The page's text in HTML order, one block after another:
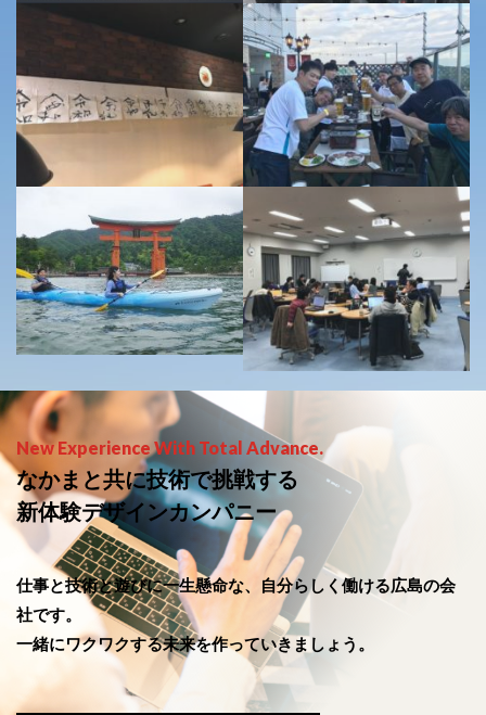
New Experience With Total Advance.
なかまと共に技術で挑戦する
新体験デザインカンパニー
仕事と技術と遊びに一生懸命な、自分らしく働ける広島の会
社です。
一緒にワクワクする未来を作っていきましょう。